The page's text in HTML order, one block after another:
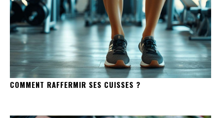
COMMENT RAFFERMIR SES CUISSES ?